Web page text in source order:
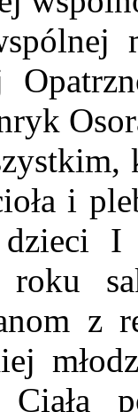
i
I
z